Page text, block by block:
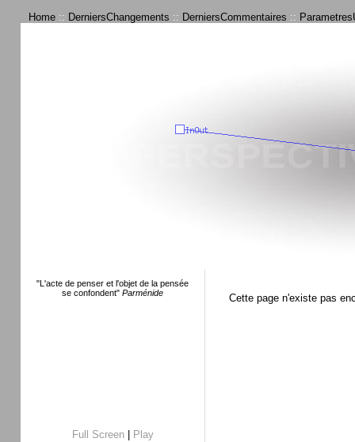
Home :: DerniersChangements :: DerniersCommentaires ::
"L'acte de penser et l'objet de la pensée
se confondent" Parménide
Full Screen|
Play
Cette page n'existe pas